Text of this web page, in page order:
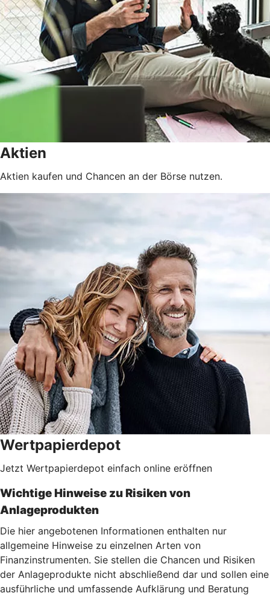
Aktien
Aktien kaufen und Chancen an der Börse nutzen.
Wertpapierdepot
Jetzt Wertpapierdepot einfach online eröffnen
Wichtige Hinweise zu Risiken von
Anlageprodukten
Die hier angebotenen Informationen enthalten nur
allgemeine Hinweise zu einzelnen Arten von
Finanzinstrumenten. Sie stellen die Chancen und Risiken
der Anlageprodukte nicht abschließend dar und sollen eine
ausführliche und umfassende Aufklärung und Beratung